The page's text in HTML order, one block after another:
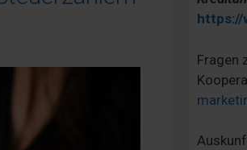
https://
Fragen